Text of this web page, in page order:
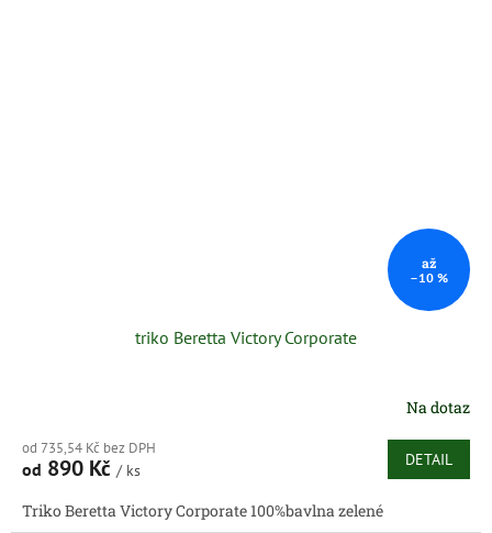
až
–10 %
triko Beretta Victory Corporate
Na dotaz
od 735,54 Kč bez DPH
od 890 Kč / ks
DETAIL
Triko Beretta Victory Corporate 100%bavlna zelené